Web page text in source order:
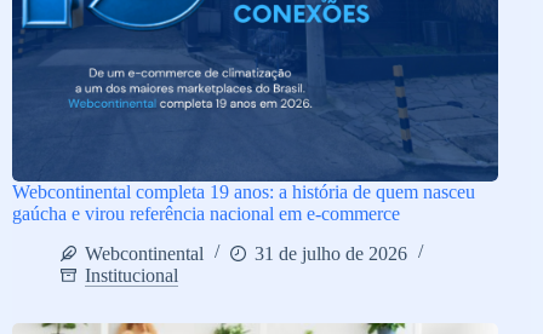
Webcontinental completa 19 anos: a história de quem nasceu
gaúcha e virou referência nacional em e-commerce
Webcontinental
31 de julho de 2026
Institucional